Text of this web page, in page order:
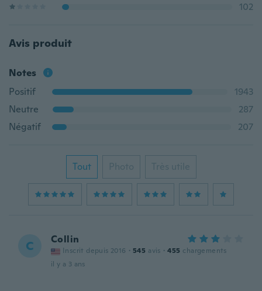
102
Avis produit
Notes
Positif
1943
Neutre
287
Négatif
207
Tout Photo Très utile
C Collin
Inscrit depuis 2016 · 545 avis · 455 chargements
il y a 3 ans